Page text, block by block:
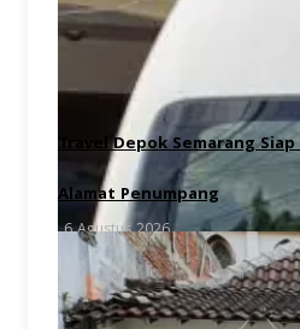
Travel Depok Semarang
Alamat Penumpang
6 Agustus 2026